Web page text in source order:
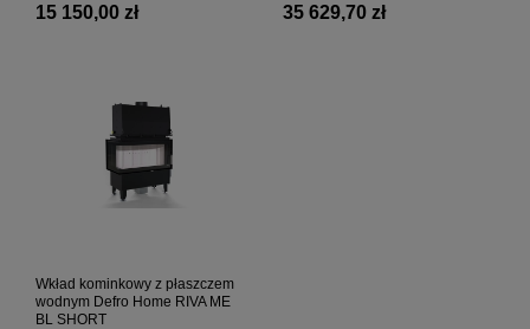
15 150,00 zł 35 629,70 zł
Wkład kominkowy z płaszczem
wodnym Defro Home RIVA ME
BL SHORT